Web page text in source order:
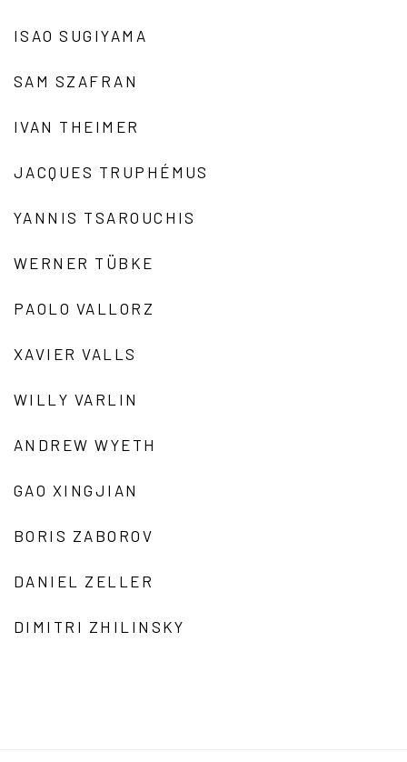
ISAO SUGIYAMA
SAM SZAFRAN
IVAN THEIMER
JACQUES TRUPHÉMUS
YANNIS TSAROUCHIS
WERNER TÜBKE
PAOLO VALLORZ
XAVIER VALLS
WILLY VARLIN
ANDREW WYETH
GAO XINGJIAN
BORIS ZABOROV
DANIEL ZELLER
DIMITRI ZHILINSKY